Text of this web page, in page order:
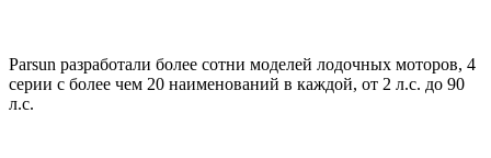
Parsun разработали более сотни моделей лодочных моторов, 4
серии с более чем 20 наименований в каждой, от 2 л.с. до 90
л.с.